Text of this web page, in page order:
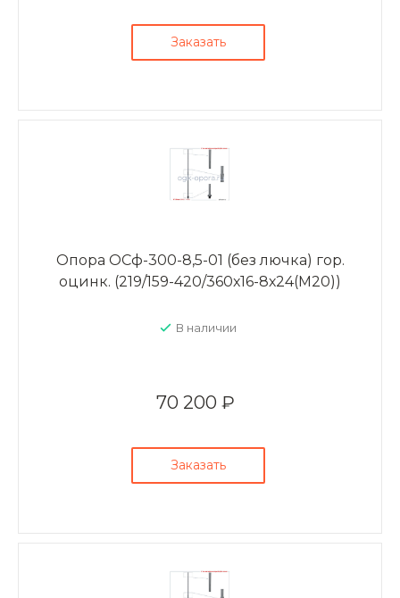
Заказать
Опора ОСф-300-8,5-01 (без лючка) гор.
оцинк. (219/159-420/360х16-8х24(М20))
В наличии
70 200 ₽
Заказать